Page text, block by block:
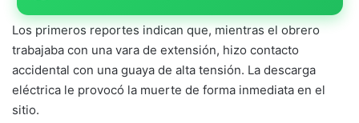
Los primeros reportes indican que, mientras el obrero
trabajaba con una vara de extensión, hizo contacto
accidental con una guaya de alta tensión. La descarga
eléctrica le provocó la muerte de forma inmediata en el
sitio.